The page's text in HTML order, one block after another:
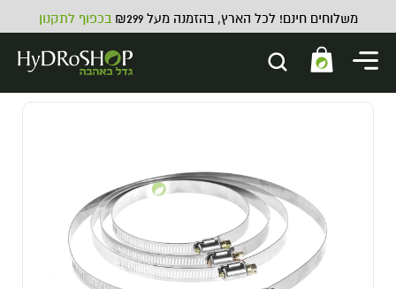
משלוחים חינם! לכל הארץ, בהזמנה מעל ₪299 בכפוף לתקנון
הומוס מוצק 10 ליטר
₪25.00